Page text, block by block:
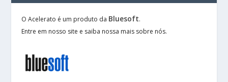
O Acelerato é um produto da Bluesoft.
Entre em nosso site e saiba nossa mais sobre nós.